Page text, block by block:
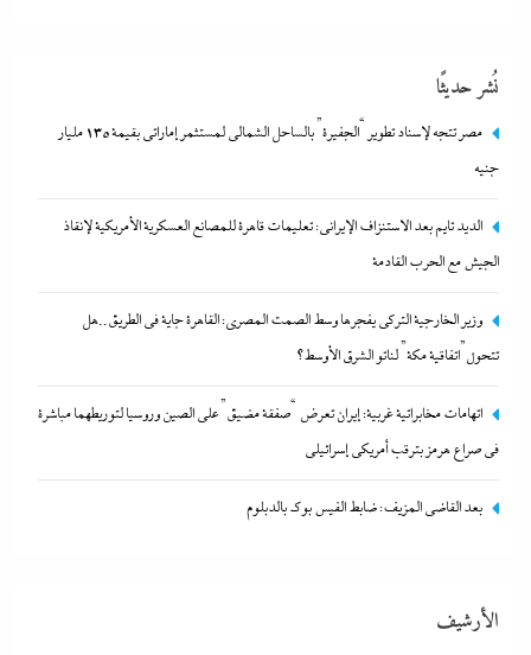
وزير الخارجية التركى يفجرها وسط الصمت المصري: القاهرة جاية في
الطريق..هل تتحول”اتفاقية مكة” لناتو الشرق الأوسط؟
نُشر حديثًا
مصر تتجه لإسناد تطوير “الجفيرة” بالساحل الشمالي لمستثمر إماراتي بقيمة 135 مليار
جنيه
الديد تايم بعد الاستنزاف الإيرانى: تعليمات قاهرة للمصانع العسكرية الأمريكية لإنقاذ
الجيش مع الحرب القادمة
وزير الخارجية التركى يفجرها وسط الصمت المصري: القاهرة جاية في الطريق..هل
تتحول”اتفاقية مكة” لناتو الشرق الأوسط؟
اتهامات مخابراتية غربية: إيران تعرض “صفقة مضيق” على الصين وروسيا لتوريطهما مباشرة
في صراع هرمز بترقب أمريكي إسرائيلى
بعد القاضي المزيف: ضابط الفيس بوك بالدبلوم
الأرشيف